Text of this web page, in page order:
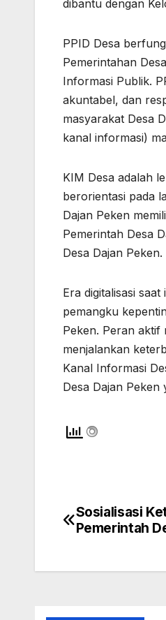
dibantu dengan
PPID Desa
Pemerintahan
Informasi Publik.
akuntabel, dan
masyarakat Desa
kanal informasi)
KIM Desa adalah
berorientasi pada
Dajan Peken
Pemerintah Desa
Desa Dajan Peken.
Era digitalisasi
pemangku
Peken. Peran aktif
menjalankan
Kanal Informasi
Desa Dajan Peken
Navigasi
Sosialisasi
Pemerintah